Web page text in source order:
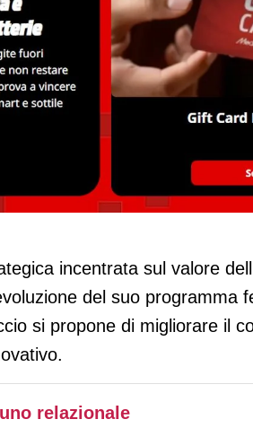
loyalty con il
incentrata sul valore
del suo programma
si propone di migliorare il
relazionale